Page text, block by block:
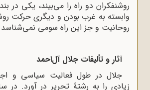
روشنفکران دو راه را می‌بیند، یکی در
وابسته به غرب بودن و دیگری حرکت
روحانیت و جز این راه سومی
آثار و تألیفات جلال آل‌احمد
جلال در طول فعالیت سیاسی و